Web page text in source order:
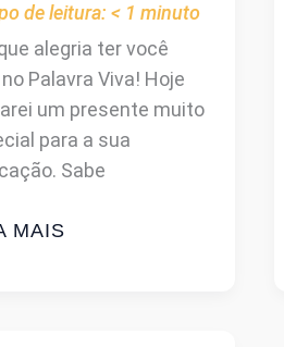
de leitura: < 1 minuto
alegria ter você
Palavra Viva! Hoje
um presente muito
para a sua
Sabe
MAIS